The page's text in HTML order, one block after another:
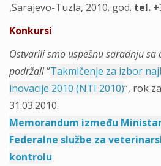
,Sarajevo-Tuzla, 2010. god. tel. +
Konkursi
Ostvarili smo uspešnu saradnju
podržali“Takmičenje za izbor
inovacije 2010 (NTI 2010)“, rok
31.03.2010.
Memorandum između
Federalne službe za
kontrolu